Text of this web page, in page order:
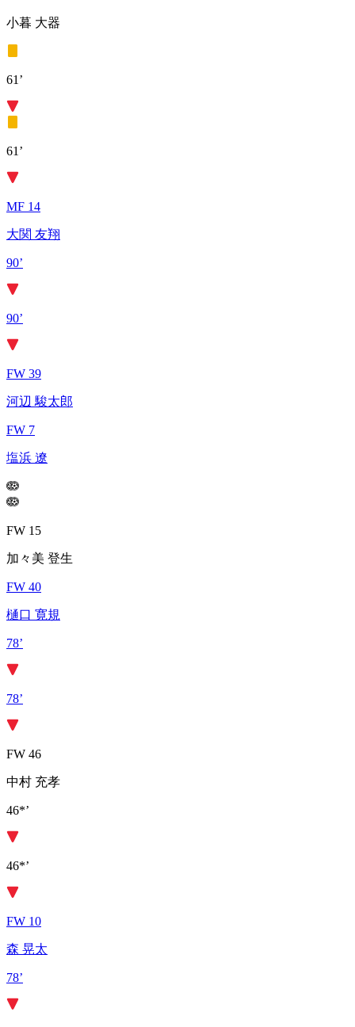
小暮 大器
61’
61’
MF 14
大関 友翔
90’
90’
FW 39
河辺 駿太郎
FW 7
塩浜 遼
FW 15
加々美 登生
FW 40
樋口 寛規
78’
78’
FW 46
中村 充孝
46*’
46*’
FW 10
森 晃太
78’